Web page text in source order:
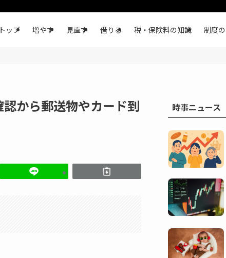
ップ 増やす 見直す 借りる 税・保険料の知識 制度
から郵送物やカード到
時事ニュース